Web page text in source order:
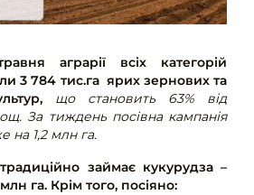
аграрії всіх категорій
3 784 тис.га ярих зернових та
що становить 63% від
За тиждень посівна кампанія
на 1,2 млн га.
займає кукурудза –
га. Крім того, посіяно: